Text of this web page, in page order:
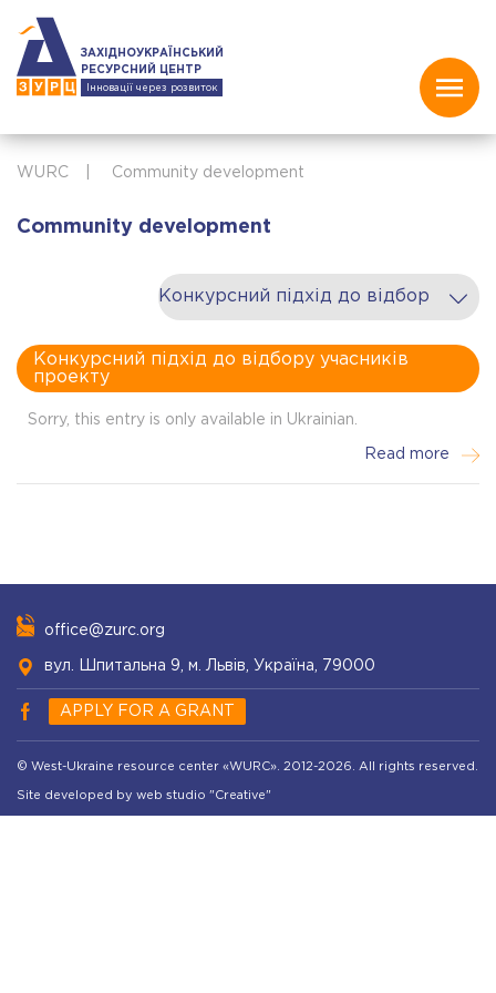
ЗАХІДНОУКРАЇНСЬКИЙ
РЕСУРСНИЙ ЦЕНТР
Інновації через розвиток
WURC Community development
Community development
Конкурсний підхід до відбору учасників
проекту
Sorry, this entry is only available in Ukrainian.
Read more
office@zurc.org
вул. Шпитальна 9, м. Львів, Україна, 79000
APPLY FOR A GRANT
© West-Ukraine resource center «WURC». 2012-2026. All rights reserved.
Site developed by web studio "Creative"